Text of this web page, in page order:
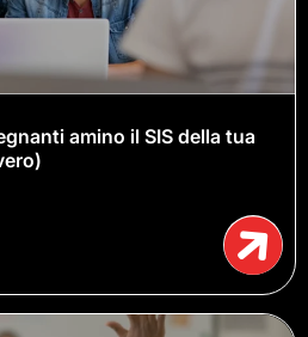
amino il SIS della tua